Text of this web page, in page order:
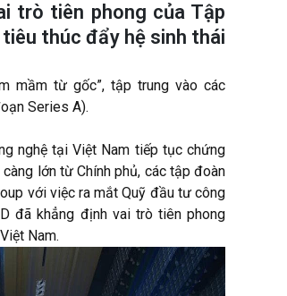
trò tiên phong của Tập
thúc đẩy hệ sinh thái
mầm từ gốc”, tập trung vào các
Series A).
nghệ tại Việt Nam tiếp tục chứng
lớn từ Chính phủ, các tập đoàn
với việc ra mắt Quỹ đầu tư công
đã khẳng định vai trò tiên phong
Nam.